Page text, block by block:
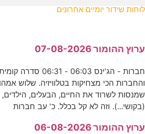
לוחות שידור יומיים אחרונים
ערוץ ההומור 07-08-2026
חברות - הג'ינס 06:03 -
והחברות הכי מצחיקות בטלוויזיה. שלוש
שמנסות לשרוד את החיים, הבעלים, הילדים,
(בקושי...). וזה לא קל בכלל. כ' עב חברות
ערוץ ההומור 06-08-2026